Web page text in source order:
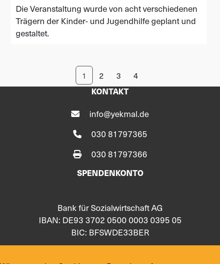
Die Veranstaltung wurde von acht verschiedenen
Trägern der Kinder- und Jugendhilfe geplant und
gestaltet.
1 2 3
4
KONTAKT
info@yekmal.de
030 81797365
030 81797366
SPENDENKONTO
Bank für Sozialwirtschaft AG
IBAN: DE93 3702 0500 0003 0395 05
BIC: BFSWDE33BER